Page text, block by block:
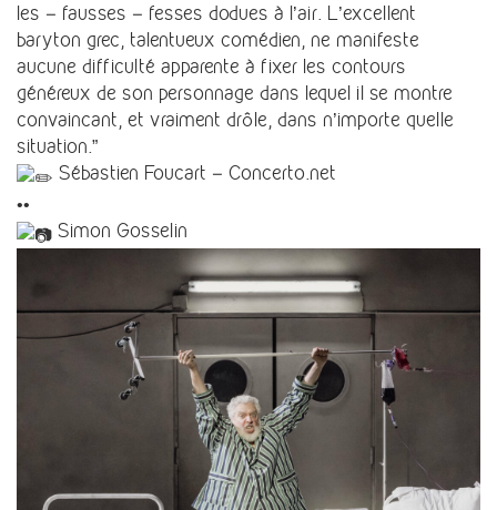
les – fausses – fesses dodues à l’air. L’excellent
baryton grec, talentueux comédien, ne manifeste
aucune difficulté apparente à fixer les contours
généreux de son personnage dans lequel il se montre
convaincant, et vraiment drôle, dans n’importe quelle
situation.”
Sébastien Foucart – Concerto.net
••
Simon Gosselin